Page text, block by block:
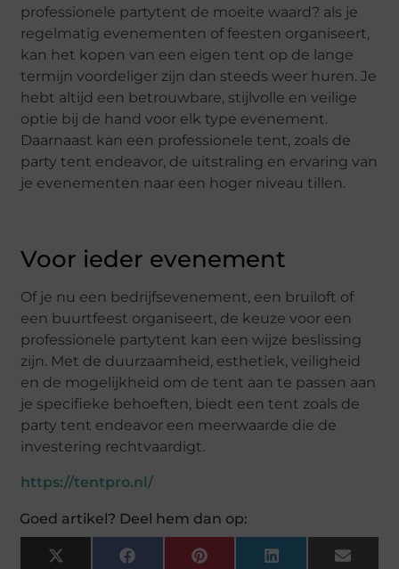
professionele partytent de moeite waard? als je
regelmatig evenementen of feesten organiseert,
kan het kopen van een eigen tent op de lange
termijn voordeliger zijn dan steeds weer huren. Je
hebt altijd een betrouwbare, stijlvolle en veilige
optie bij de hand voor elk type evenement.
Daarnaast kan een professionele tent, zoals de
party tent endeavor, de uitstraling en ervaring van
je evenementen naar een hoger niveau tillen.
Voor ieder evenement
Of je nu een bedrijfsevenement, een bruiloft of
een buurtfeest organiseert, de keuze voor een
professionele partytent kan een wijze beslissing
zijn. Met de duurzaamheid, esthetiek, veiligheid
en de mogelijkheid om de tent aan te passen aan
je specifieke behoeften, biedt een tent zoals de
party tent endeavor een meerwaarde die de
investering rechtvaardigt.
https://tentpro.nl/
Goed artikel? Deel hem dan op:
X
FacebookPinterestLinkedInEmail